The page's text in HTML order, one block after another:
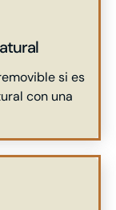
si es
con una